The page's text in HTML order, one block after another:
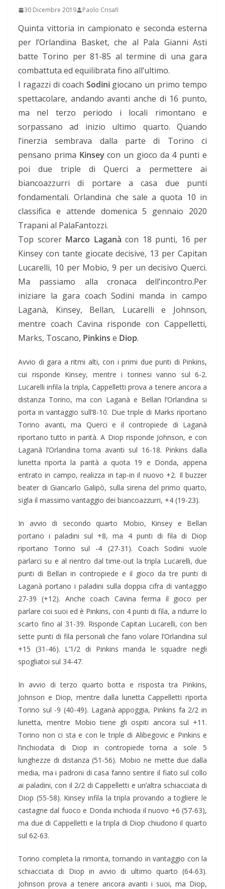
30 Dicembre 2019 Paolo Crisafi
Quinta vittoria in campionato e seconda esterna
per l’Orlandina Basket, che al Pala Gianni Asti
batte Torino per 81-85 al termine di una gara
combattuta ed equilibrata fino all’ultimo.
I ragazzi di coach Sodinigiocano un primo tempo
spettacolare, andando avanti anche di 16 punto,
ma nel terzo periodo i locali rimontano e
sorpassano ad inizio ultimo quarto. Quando
l’inerzia sembrava dalla parte di Torino ci
pensano prima Kinseycon un gioco da 4 punti e
poi due triple di Querci a permettere ai
biancoazzurri di portare a casa due punti
fondamentali. Orlandina che sale a quota 10 in
classifica e attende domenica 5 gennaio 2020
Trapani al PalaFantozzi.
Top scorer Marco Laganà con 18 punti, 16 per
Kinsey con tante giocate decisive, 13 per Capitan
Lucarelli, 10 per Mobio, 9 per un decisivo Querci.
Ma passiamo alla cronaca dell’incontro.Per
iniziare la gara coach Sodini manda in campo
Laganà, Kinsey, Bellan, Lucarelli e Johnson,
mentre coach Cavina risponde con Cappelletti,
Marks, Toscano, Pinkins e Diop.
Avvio di gara a ritmi alti, con i primi due punti di Pinkins,
cui risponde Kinsey, mentre i torinesi vanno sul 6-2.
Lucarelli infila la tripla, Cappelletti prova a tenere ancora a
distanza Torino, ma con Laganà e Bellan l’Orlandina si
porta in vantaggio sull’8-10. Due triple di Marks riportano
Torino avanti, ma Querci e il contropiede di Laganà
riportano tutto in parità. A Diop risponde Johnson, e con
Laganà l’Orlandina torna avanti sul 16-18. Pinkins dalla
lunetta riporta la parità a quota 19 e Donda, appena
entrato in campo, realizza in tap-in il nuovo +2. Il buzzer
beater di Giancarlo Galipò, sulla sirena del primo quarto,
sigla il massimo vantaggio dei biancoazzurri, +4 (19-23).
In avvio di secondo quarto Mobio, Kinsey e Bellan
portano i paladini sul +8, ma 4 punti di fila di Diop
riportano Torino sul -4 (27-31). Coach Sodini vuole
parlarci su e al rientro dal time-out la tripla Lucarelli, due
punti di Bellan in contropiede e il gioco da tre punti di
Laganà portano i paladini sulla doppia cifra di vantaggio
27-39 (+12). Anche coach Cavina ferma il gioco per
parlare coi suoi ed è Pinkins, con 4 punti di fila, a ridurre lo
scarto fino al 31-39. Risponde Capitan Lucarelli, con ben
sette punti di fila personali che fano volare l’Orlandina sul
+15 (31-46). L’1/2 di Pinkins manda le squadre negli
spogliatoi sul 34-47.
In avvio di terzo quarto botta e risposta tra Pinkins,
Johnson e Diop, mentre dalla lunetta Cappelletti riporta
Torino sul -9 (40-49). Laganà appoggia, Pinkins fa 2/2 in
lunetta, mentre Mobio tiene gli ospiti ancora sul +11.
Torino non ci sta e con le triple di Alibegovic e Pinkins e
l’inchiodata di Diop in contropiede torna a sole 5
lunghezze di distanza (51-56). Mobio ne mette due dalla
media, ma i padroni di casa fanno sentire il fiato sul collo
ai paladini, con il 2/2 di Cappelletti e un’altra schiacciata di
Diop (55-58). Kinsey infila la tripla provando a togliere le
castagne dal fuoco e Donda inchioda il nuovo +6 (57-63),
ma due di Cappelletti e la tripla di Diop chiudono il quarto
sul 62-63.
Torino completa la rimonta, tornando in vantaggio con la
schiacciata di Diop in avvio di ultimo quarto (64-63).
Johnson prova a tenere ancora avanti i suoi, ma Diop,